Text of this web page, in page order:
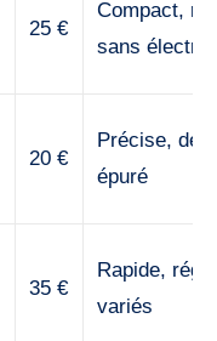
25 €
Compact,
sans
20 €
Précise,
épuré
35 €
Rapide,
variés